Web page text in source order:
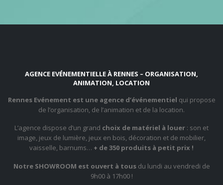
AGENCE EVÉNEMENTIELLE À RENNES – ORGANISATION,
ANIMATION, LOCATION
Rennes Evénement est une agence d’événementiel qui propose
de l’organisation, de l’animation et de la location.
L’agence dispose d’un grand choix de matériel à louer : son et
image, jeux de lumière, jeux en bois, décoration et de mobilier,
vaisselle, barnums… + de 350 produits à petit prix !
Notre SHOWROOM est ouvert à tousdu lundi au vendredi de
9h00 à 17h00 !